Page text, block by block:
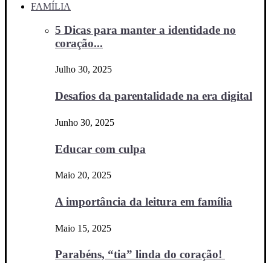
FAMÍLIA
5 Dicas para manter a identidade no
coração...
Julho 30, 2025
Desafios da parentalidade na era digital
Junho 30, 2025
Educar com culpa
Maio 20, 2025
A importância da leitura em família
Maio 15, 2025
Parabéns, “tia” linda do coração!